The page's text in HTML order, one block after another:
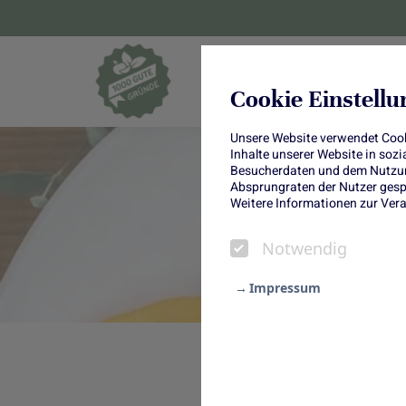
Cookie
Unsere Website verwendet
Inhalte unserer Website in
Besucherdaten und dem
Absprungraten der Nutzer
Weitere Informationen zur
Notwendig
Impressum